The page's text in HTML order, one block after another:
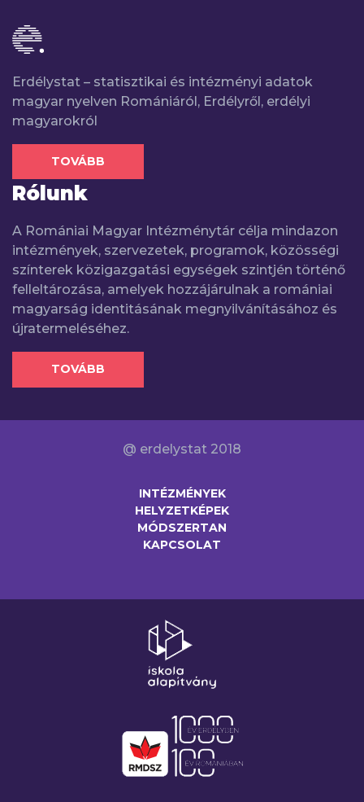
Erdélystat – statisztikai és intézményi adatok
magyar nyelven Romániáról, Erdélyről, erdélyi
magyarokról
TOVÁBB
Rólunk
A Romániai Magyar Intézménytár célja mindazon
intézmények, szervezetek, programok, közösségi
színterek közigazgatási egységek szintjén történő
felleltározása, amelyek hozzájárulnak a romániai
magyarság identitásának megnyilvánításához és
újratermeléséhez.
TOVÁBB
@ erdelystat 2018
INTÉZMÉNYEK
HELYZETKÉPEK
MÓDSZERTAN
KAPCSOLAT